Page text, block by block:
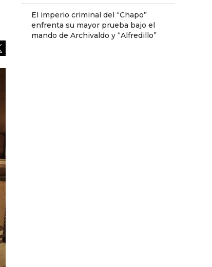
El imperio criminal del “Chapo”
enfrenta su mayor prueba bajo el
mando de Archivaldo y “Alfredillo”